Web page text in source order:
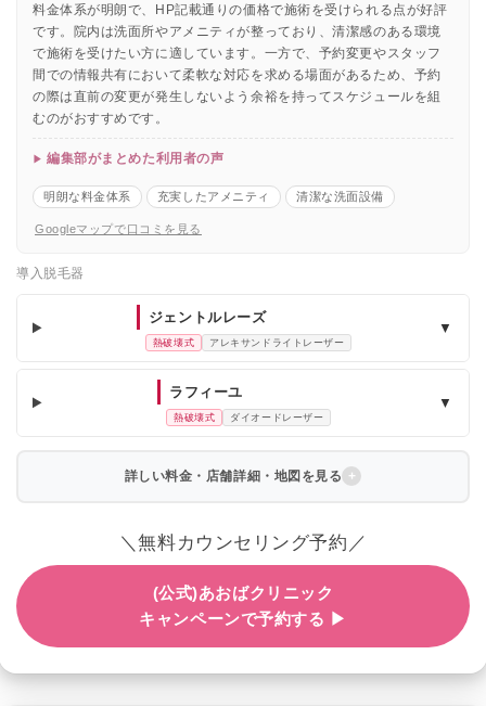
料金体系が明朗で、HP記載通りの価格で施術を受けられる点が好評
です。院内は洗面所やアメニティが整っており、清潔感のある環境
で施術を受けたい方に適しています。一方で、予約変更やスタッフ
間での情報共有において柔軟な対応を求める場面があるため、予約
の際は直前の変更が発生しないよう余裕を持ってスケジュールを組
むのがおすすめです。
編集部がまとめた利用者の声
明朗な料金体系 充実したアメニティ 清潔な洗面設備
Googleマップで口コミを見る
導入脱毛器
ジェントルレーズ
熱破壊式 アレキサンドライトレーザー
▼
ラフィーユ
熱破壊式 ダイオードレーザー
▼
詳しい料金・店舗詳細・地図を見る
＼無料カウンセリング予約／
(公式)あおばクリニック
キャンペーンで予約する ▶